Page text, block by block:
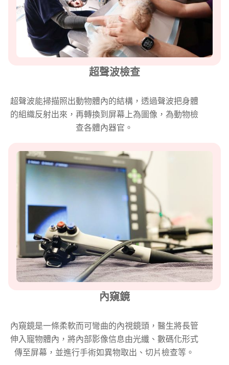
超聲波檢查
超聲波能掃描照出動物體內的結構，透過聲波把身體
的組織反射出來，再轉換到屏幕上為圖像，為動物檢
查各體內器官。
內窺鏡
內窺鏡是一條柔軟而可彎曲的內視鏡頭，醫生將長管
伸入寵物體內，將內部影像信息由光纖、數碼化形式
傳至屏幕，並進行手術如異物取出、切片檢查等。